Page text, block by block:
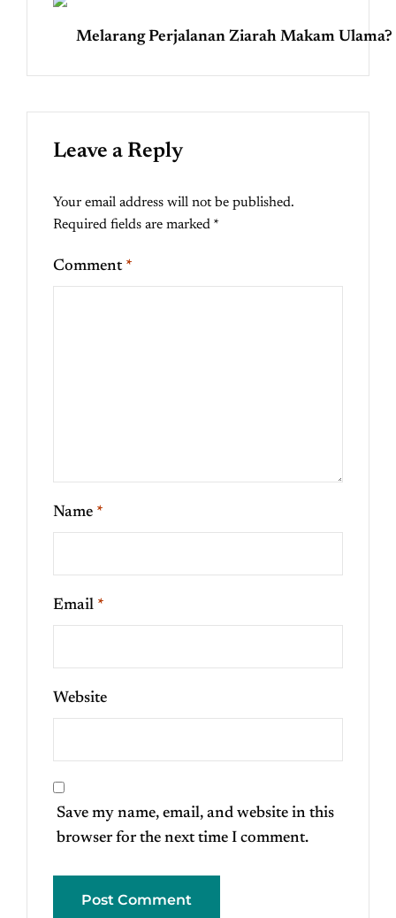
Melarang Perjalanan Ziarah Makam Ulama?
Leave a Reply
Your email address will not be published.
Required fields are marked *
Comment *
Name *
Email *
Website
Save my name, email, and website in this
browser for the next time I comment.